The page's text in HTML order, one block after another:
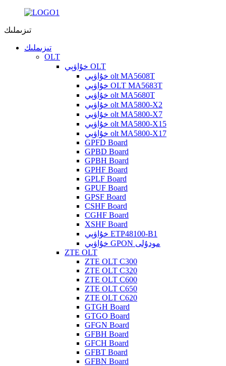
تىزىملىك
تىزىملىك
OLT
خۇاۋېي OLT
خۇاۋېي olt MA5608T
خۇاۋېي OLT MA5683T
خۇاۋېي olt MA5680T
خۇاۋېي olt MA5800-X2
خۇاۋېي olt MA5800-X7
خۇاۋېي olt MA5800-X15
خۇاۋېي olt MA5800-X17
GPFD Board
GPBD Board
GPBH Board
GPHF Board
GPLF Board
GPUF Board
GPSF Board
CSHF Board
CGHF Board
XSHF Board
خۇاۋېي ETP48100-B1
خۇاۋېي GPON مودۇلى
ZTE OLT
ZTE OLT C300
ZTE OLT C320
ZTE OLT C600
ZTE OLT C650
ZTE OLT C620
GTGH Board
GTGO Board
GFGN Board
GFBH Board
GFCH Board
GFBT Board
GFBN Board